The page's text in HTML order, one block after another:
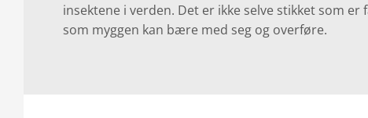
insektene i verden. Det er ikke selve stikket som er
som myggen kan bære med seg og overføre.